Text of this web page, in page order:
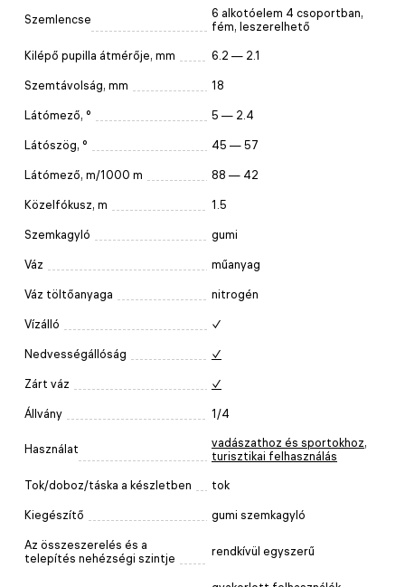
Szemlencse
6 alkotóelem 4 csoportban,
fém, leszerelhető
Kilépő pupilla átmérője, mm 6.2 — 2.1
Szemtávolság, mm 18
Látómező, ° 5 — 2.4
Látószög, ° 45 — 57
Látómező, m/1000 m 88 — 42
Közelfókusz, m 1.5
Szemkagyló gumi
Váz műanyag
Váz töltőanyaga nitrogén
Vízálló ✓
Nedvességállóság ✓
Zárt váz ✓
Állvány 1/4
Használat vadászathoz és sportokhoz,
turisztikai felhasználás
Tok/doboz/táska a készletben tok
Kiegészítő gumi szemkagyló
Az összeszerelés és a
telepítés nehézségi szintje
rendkívül egyszerű